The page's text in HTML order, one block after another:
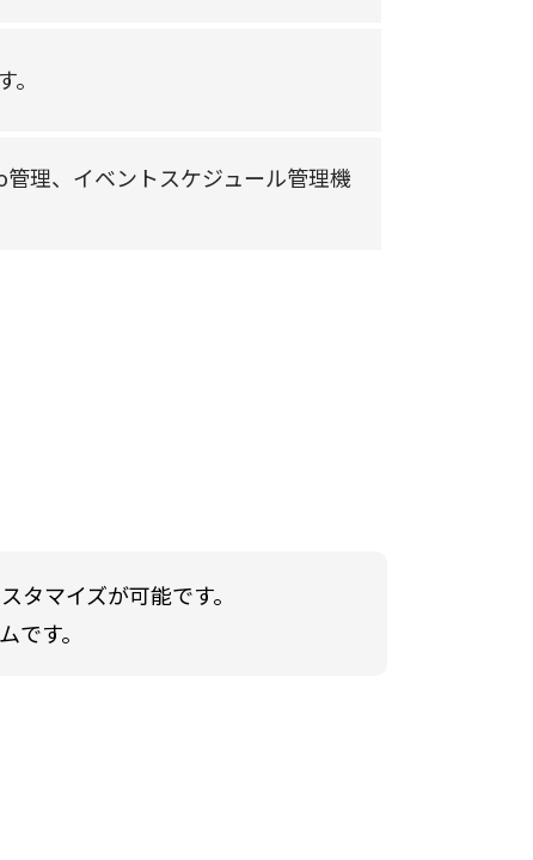
理、イベントスケジュール管理機
マイズが可能です。
す。